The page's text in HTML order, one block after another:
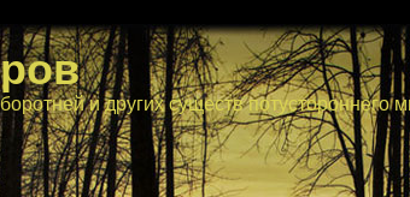
и других существ потустороннего